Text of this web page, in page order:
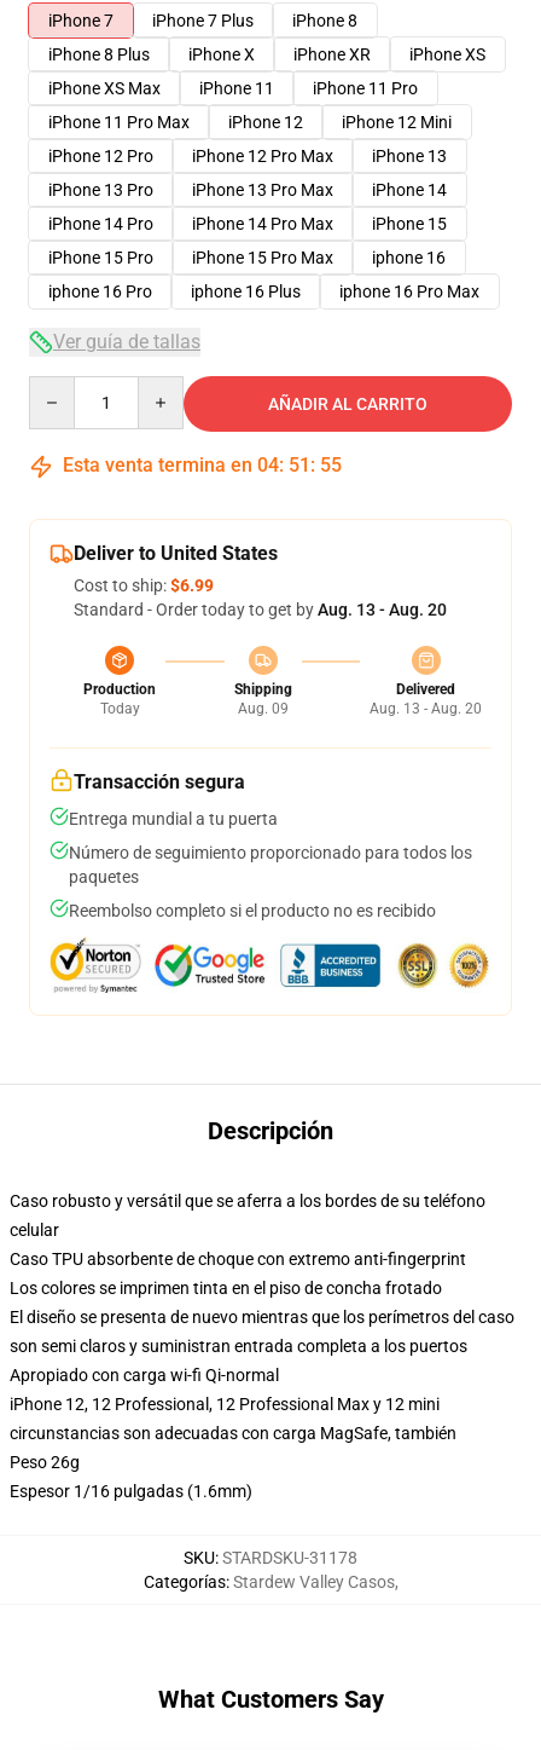
iPhone 7
iPhone 7 Plus
iPhone 8
iPhone 8 Plus
iPhone X iPhone XR
iPhone XS
iPhone XS Max
iPhone 11
iPhone 11 Pro
iPhone 11 Pro Max
iPhone 12
iPhone 12 Mini
iPhone 12 Pro
iPhone 12 Pro Max
iPhone 13
iPhone 13 Pro
iPhone 13 Pro Max
iPhone 14
iPhone 14 Pro
iPhone 14 Pro Max
iPhone 15
iPhone 15 Pro
iPhone 15 Pro Max
iphone 16
iphone 16 Pro
iphone 16 Plus iphone 16 Pro Max
Ver guía de tallas
AÑADIR AL CARRITO
Esta venta termina en 04: 51 : 54
Deliver to United States
Cost to ship:$6.99
Standard - Order today to get byAug. 13 - Aug. 20
Production
Today
Shipping
Aug. 09
Delivered
Aug. 13 - Aug. 20
Transacción segura
Entrega mundial a tu puerta
Número de seguimiento proporcionado para todos los
paquetes
Reembolso completo si el producto no es recibido
Descripción
Caso robusto y versátil que se aferra a los bordes de su teléfono
celular
Caso TPU absorbente de choque con extremo anti-fingerprint
Los colores se imprimen tinta en el piso de concha frotado
El diseño se presenta de nuevo mientras que los perímetros del caso
son semi claros y suministran entrada completa a los puertos
Apropiado con carga wi-fi Qi-normal
iPhone 12, 12 Professional, 12 Professional Max y 12 mini
circunstancias son adecuadas con carga MagSafe, también
Peso 26g
Espesor 1/16 pulgadas (1.6mm)
SKU:STARDSKU-31178
Categorías:Stardew Valley Casos,
What Customers Say